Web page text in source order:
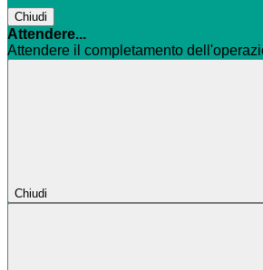
Chiudi
Attendere...
Attendere il completamento
Chiudi